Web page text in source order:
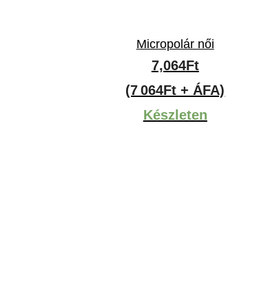
Micropolár női
7,064Ft
(7 064Ft + ÁFA)
Készleten